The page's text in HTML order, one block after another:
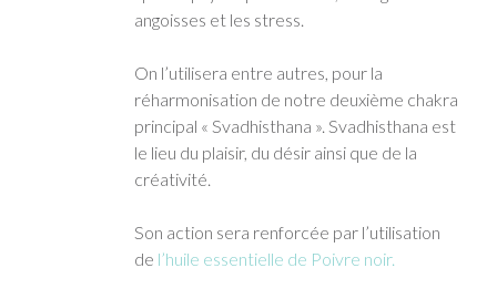
angoisses et les stress.
On l’utilisera entre autres, pour la
réharmonisation de notre deuxième chakra
principal « Svadhisthana ». Svadhisthana est
le lieu du plaisir, du désir ainsi que de la
créativité.
Son action sera renforcée par l’utilisation
de l’huile essentielle de Poivre noir.